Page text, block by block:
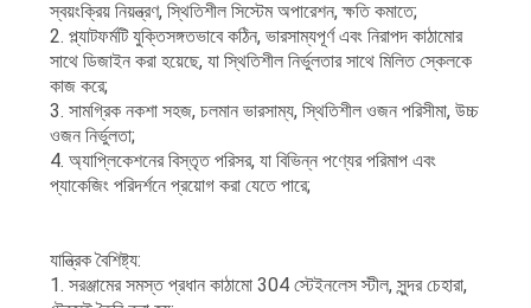
স্বয়ংক্রিয় নিয়ন্ত্রণ, স্থিতিশীল সিস্টেম অপারেশন, ক্ষতি কমাতে;
2. প্ল্যাটফর্মটি যুক্তিসঙ্গতভাবে কঠিন, ভারসাম্যপূর্ণ এবং নিরাপদ কাঠামোর
সাথে ডিজাইন করা হয়েছে, যা স্থিতিশীল নির্ভুলতার সাথে মিলিত স্কেলকে
কাজ করে;
3. সামগ্রিক নকশা সহজ, চলমান ভারসাম্য, স্থিতিশীল ওজন পরিসীমা, উচ্চ
ওজন নির্ভুলতা;
4. অ্যাপ্লিকেশনের বিস্তৃত পরিসর, যা বিভিন্ন পণ্যের পরিমাপ এবং
প্যাকেজিং পরিদর্শনে প্রয়োগ করা যেতে পারে;
যান্ত্রিক বৈশিষ্ট্য:
1. সরঞ্জামের সমস্ত প্রধান কাঠামো 304 স্টেইনলেস স্টীল, সুন্দর চেহারা,